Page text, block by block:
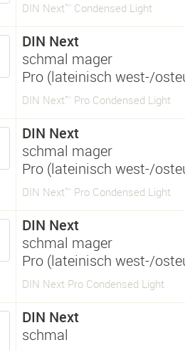
DIN Next™ Condensed Light
DIN Next
schmal mager
Pro (lateinisch west-/
DIN Next™ Pro Condensed Light
DIN Next
schmal mager
Pro (lateinisch west-/
DIN Next™ Pro Condensed Light
DIN Next
schmal mager
Pro (lateinisch west-/
DIN Next Pro Condensed Light
DIN Next
schmal